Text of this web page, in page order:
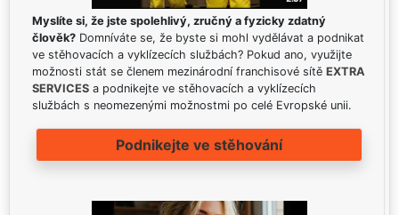
Myslíte si, že jste spolehlivý, zručný a fyzicky zdatný
člověk? Domníváte se, že byste si mohl vydělávat a podnikat
ve stěhovacích a vyklízecích službách? Pokud ano, využijte
možnosti stát se členem mezinárodní franchisové sítě EXTRA
SERVICES a podnikejte ve stěhovacích a vyklízecích
službách s neomezenými možnostmi po celé Evropské unii.
Podnikejte ve stěhování